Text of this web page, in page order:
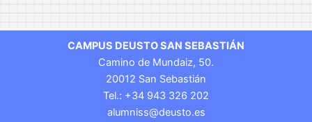
CAMPUS DEUSTO SAN SEBASTIÁN
Camino de Mundaiz, 50.
20012 San Sebastián
Tel.: +34 943 326 202
alumniss@deusto.es